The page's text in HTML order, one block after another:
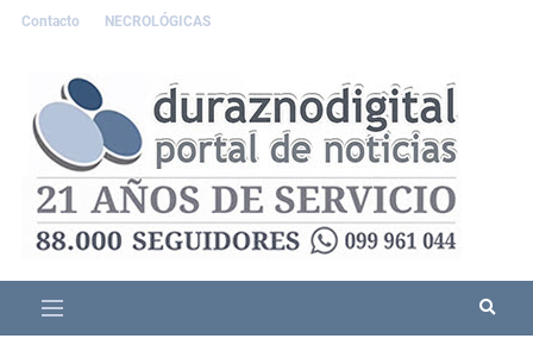
Contacto NECROLÓGICAS